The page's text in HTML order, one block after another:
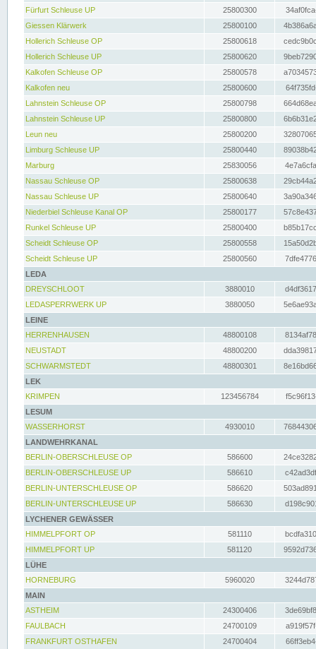
Fürfurt Schleuse UP
25800300
Giessen Klärwerk
25800100
Hollerich Schleuse OP
25800618
Hollerich Schleuse UP
25800620
Kalkofen Schleuse OP
25800578
Kalkofen neu
25800600
Lahnstein Schleuse OP
25800798
Lahnstein Schleuse UP
25800800
Leun neu
25800200
Limburg Schleuse UP
25800440
Marburg
25830056
Nassau Schleuse OP
25800638
Nassau Schleuse UP
25800640
Niederbiel Schleuse Kanal OP
25800177
Runkel Schleuse UP
25800400
Scheidt Schleuse OP
25800558
Scheidt Schleuse UP
25800560
LEDA
DREYSCHLOOT
3880010
LEDASPERRWERK UP
3880050
LEINE
HERRENHAUSEN
48800108
NEUSTADT
48800200
SCHWARMSTEDT
48800301
LEK
KRIMPEN
123456784
LESUM
WASSERHORST
4930010
LANDWEHRKANAL
BERLIN-OBERSCHLEUSE OP
586600
BERLIN-OBERSCHLEUSE UP
586610
BERLIN-UNTERSCHLEUSE OP
586620
BERLIN-UNTERSCHLEUSE UP
586630
LYCHENER GEWÄSSER
HIMMELPFORT OP
581110
HIMMELPFORT UP
581120
LÜHE
HORNEBURG
5960020
MAIN
ASTHEIM
24300406
FAULBACH
24700109
FRANKFURT OSTHAFEN
24700404